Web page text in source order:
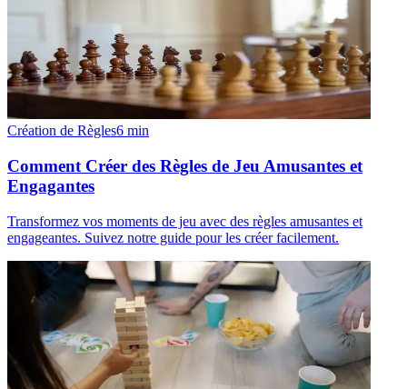
Création de Règles6 min
Comment Créer des Règles de Jeu Amusantes et
Engagantes
Transformez vos moments de jeu avec des règles amusantes et
engageantes. Suivez notre guide pour les créer facilement.